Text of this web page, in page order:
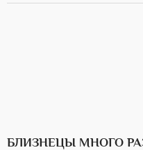
БЛИЗНЕЦЫ МНОГО